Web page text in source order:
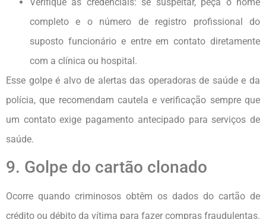
completo e o número de registro profissional do
suposto funcionário e entre em contato diretamente
com a clínica ou hospital.
Esse golpe é alvo de alertas das operadoras de saúde e da
polícia, que recomendam cautela e verificação sempre que
um contato exige pagamento antecipado para serviços de
saúde.
9. Golpe do cartão clonado
Ocorre quando criminosos obtêm os dados do cartão de
crédito ou débito da vítima para fazer compras fraudulentas.